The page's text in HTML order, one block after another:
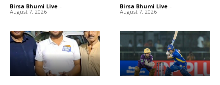
Birsa Bhumi Live -
August 7, 2026
Birsa Bhumi Live -
August 7, 2026